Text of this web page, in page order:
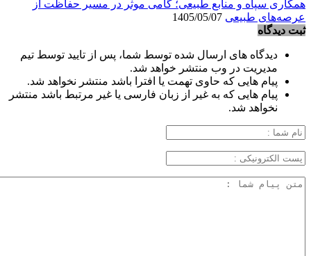
همکاری سپاه و منابع طبیعی؛ گامی موثر در مسیر حفاظت از
عرصه‌های طبیعی
ثبت دیدگاه
دیدگاه های ارسال شده توسط شما، پس از تایید توسط تیم
مدیریت در وب منتشر خواهد شد.
پیام هایی که حاوی تهمت یا افترا باشد منتشر نخواهد شد.
پیام هایی که به غیر از زبان فارسی یا غیر مرتبط باشد منتشر
نخواهد شد.